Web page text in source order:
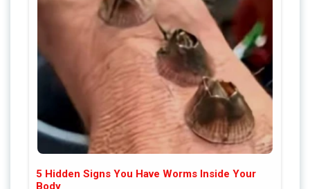
5 Hidden Signs You Have Worms Inside Your
Body